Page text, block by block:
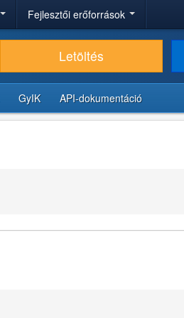
Fejlesztői erőforrások
Letöltés
GyIK API-dokumentáció